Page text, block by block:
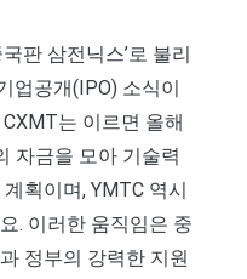
판 삼전닉스’로 불리
업공개(IPO) 소식이
는 이르면 올해
자금을 모아 기술력
획이며, YMTC 역시
. 이러한 움직임은 중
정부의 강력한 지원